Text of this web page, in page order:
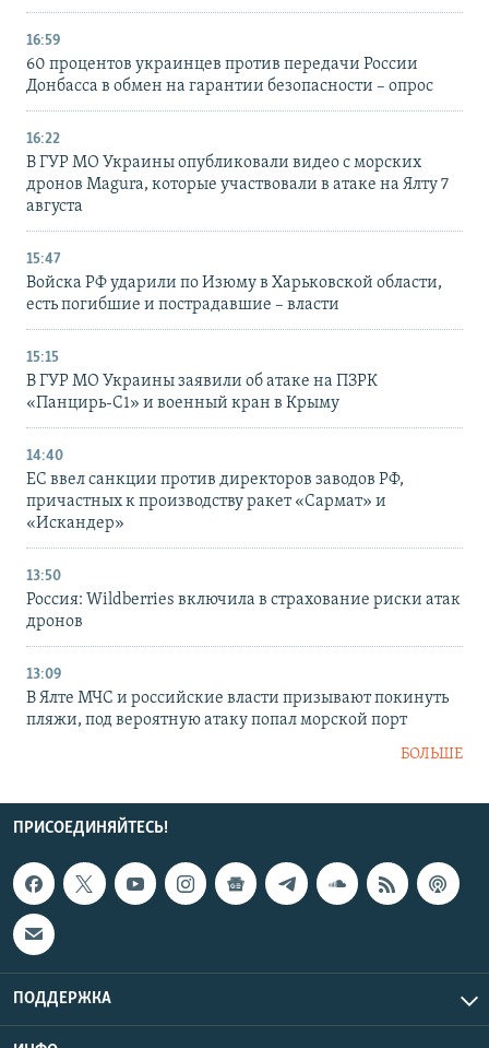
16:59
60 процентов украинцев против передачи России
Донбасса в обмен на гарантии безопасности – опрос
16:22
В ГУР МО Украины опубликовали видео с морских
дронов Magura, которые участвовали в атаке на Ялту 7
августа
15:47
Войска РФ ударили по Изюму в Харьковской области,
есть погибшие и пострадавшие – власти
15:15
В ГУР МО Украины заявили об атаке на ПЗРК
«Панцирь-С1» и военный кран в Крыму
14:40
ЕС ввел санкции против директоров заводов РФ,
причастных к производству ракет «Сармат» и
«Искандер»
13:50
Россия: Wildberries включила в страхование риски атак
дронов
13:09
В Ялте МЧС и российские власти призывают покинуть
пляжи, под вероятную атаку попал морской порт
БОЛЬШЕ
ПРИСОЕДИНЯЙТЕСЬ!
ПОДДЕРЖКА